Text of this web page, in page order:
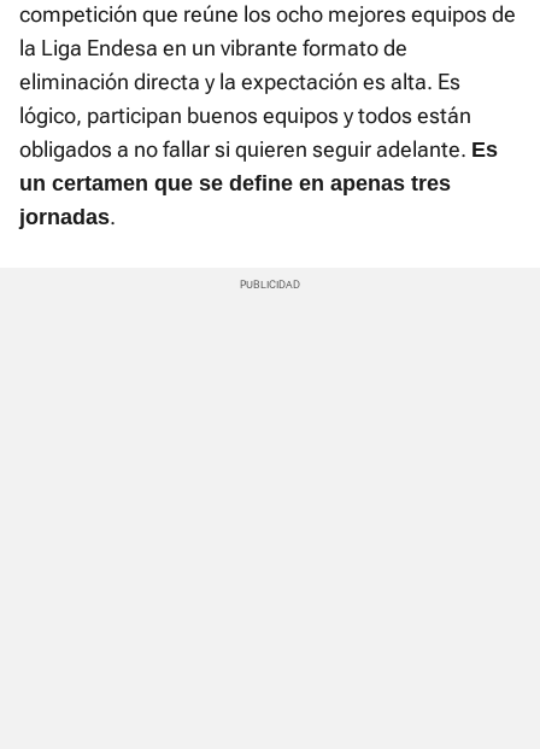
competición que reúne los ocho mejores equipos de
la Liga Endesa en un vibrante formato de
eliminación directa y la expectación es alta. Es
lógico, participan buenos equipos y todos están
obligados a no fallar si quieren seguir adelante. Es
un certamen que se define en apenas tres
jornadas.